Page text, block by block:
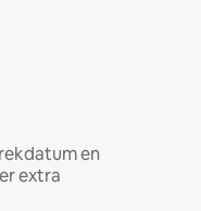
en
extra